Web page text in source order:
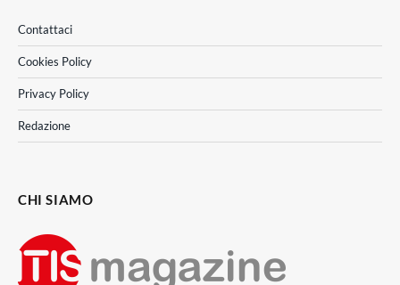
Contattaci
Cookies Policy
Privacy Policy
Redazione
CHI SIAMO